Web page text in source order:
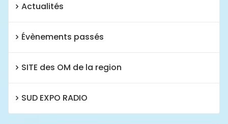
Actualités
Évènements passés
SITE des OM de la region
SUD EXPO RADIO